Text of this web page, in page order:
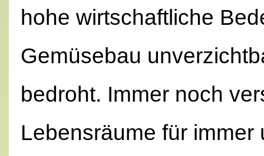
hohe wirtschaftliche
Gemüsebau
bedroht. Immer noch
Lebensräume für